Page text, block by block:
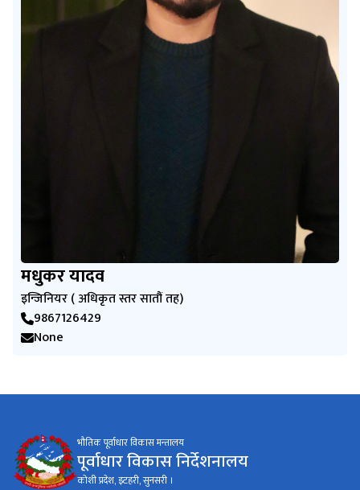
मधुकर यादव
इन्जिनियर ( अधिकृत स्तर सातौं तह)
9867126429
None
भौतिक पूर्वाधार विकास मन्तालय
पूर्वाधार विकास निर्देशनालय
कोशी प्रदेश, इटहरी, सुनसरी ।